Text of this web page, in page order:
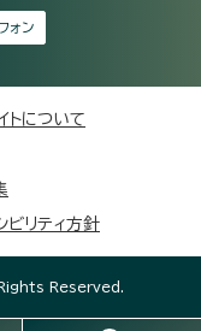
ォン
トについて
ビリティ方針
Reserved.